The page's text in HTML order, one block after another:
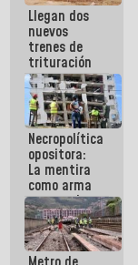
es
embarrarla
Llegan dos
nuevos
trenes de
trituración
para
optimizar
manejo de
escombros
en La Guaira
Necropolítica
opositora:
La mentira
como arma
contra el
Pueblo